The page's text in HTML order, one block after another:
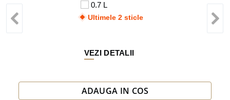
0.7 L
Ultimele 2 sticle
VEZI DETALII
ADAUGA IN COS